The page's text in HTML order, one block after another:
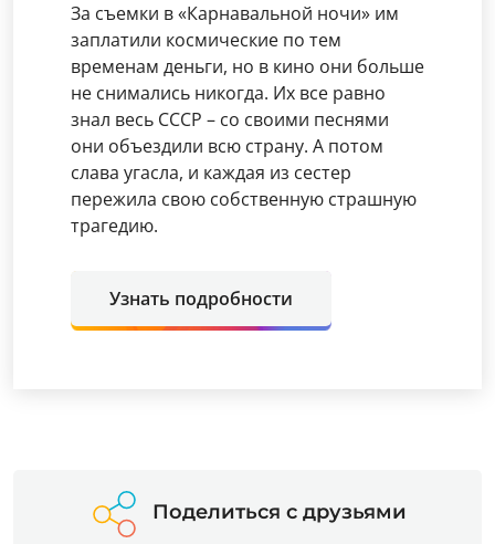
За съемки в «Карнавальной ночи» им
заплатили космические по тем
временам деньги, но в кино они больше
не снимались никогда. Их все равно
знал весь СССР – со своими песнями
они объездили всю страну. А потом
слава угасла, и каждая из сестер
пережила свою собственную страшную
трагедию.
Узнать подробности
Поделиться с друзьями